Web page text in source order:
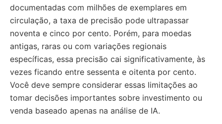
documentadas com milhões de exemplares em
circulação, a taxa de precisão pode ultrapassar
noventa e cinco por cento. Porém, para moedas
antigas, raras ou com variações regionais
específicas, essa precisão cai significativamente, às
vezes ficando entre sessenta e oitenta por cento.
Você deve sempre considerar essas limitações ao
tomar decisões importantes sobre investimento ou
venda baseado apenas na análise de IA.